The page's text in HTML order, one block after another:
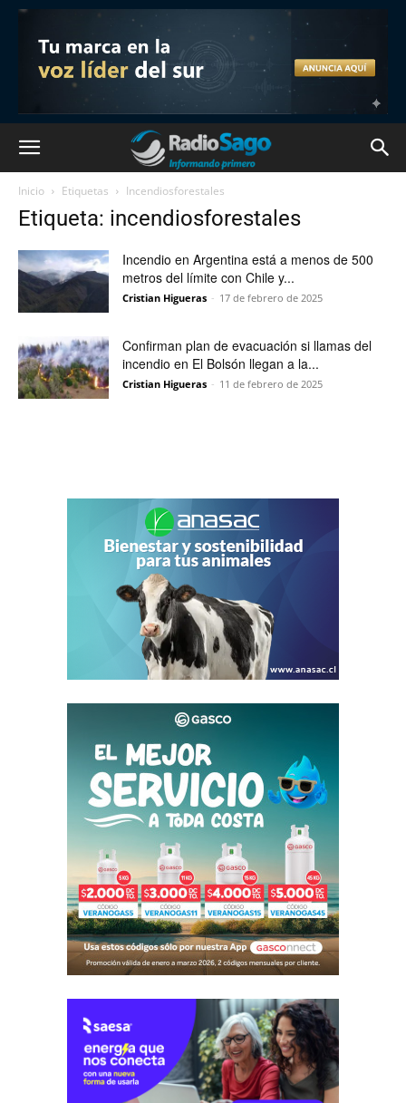
Inicio Etiquetas Incendiosforestales
Etiqueta: incendiosforestales
Incendio en Argentina está a menos de 500
metros del límite con Chile y...
Cristian Higueras - 17 de febrero de 2025
Confirman plan de evacuación si llamas del
incendio en El Bolsón llegan a la...
Cristian Higueras - 11 de febrero de 2025